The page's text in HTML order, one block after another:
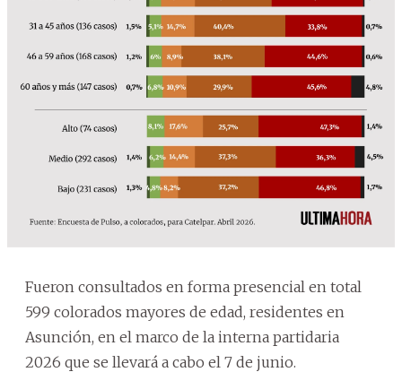
Fueron consultados en forma presencial en total
599 colorados mayores de edad, residentes en
Asunción, en el marco de la interna partidaria
2026 que se llevará a cabo el 7 de junio.